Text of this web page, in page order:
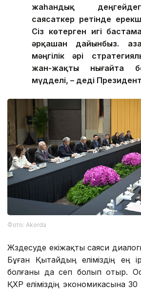
жаһандық
саясаткер ретінде
Сіз көтерген игі
әрқашан дайынбыз.
мәңгілік әрі
жан-жақты нығайта
мүдделі, – деді
Фото: Аkorda
Жүздесуде екіжақты саяси
Бұған Қытайдың еліміздің ең
болғаны да сеп болып отыр.
ҚХР еліміздің экономикасына